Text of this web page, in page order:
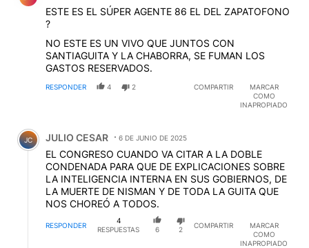
ESTE ES EL SÚPER AGENTE 86 EL DEL ZAPATOFONO
?
NO ESTE ES UN VIVO QUE JUNTOS CON
SANTIAGUITA Y LA CHABORRA, SE FUMAN LOS
GASTOS RESERVADOS.
RESPONDER 4 2 COMPARTIR
MARCAR
COMO
INAPROPIADO
Comentario de JULIO CESAR.
JC JULIO CESAR 6 DE JUNIO DE 2025
EL CONGRESO CUANDO VA CITAR A LA DOBLE
CONDENADA PARA QUE DE EXPLICACIONES SOBRE
LA INTELIGENCIA INTERNA EN SUS GOBIERNOS, DE
LA MUERTE DE NISMAN Y DE TODA LA GUITA QUE
NOS CHOREÓ A TODOS.
RESPONDER
4
RESPUESTAS
6 2
COMPARTIR
MARCAR
COMO
INAPROPIADO